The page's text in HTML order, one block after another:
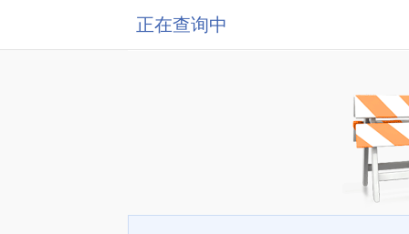
正在查询中